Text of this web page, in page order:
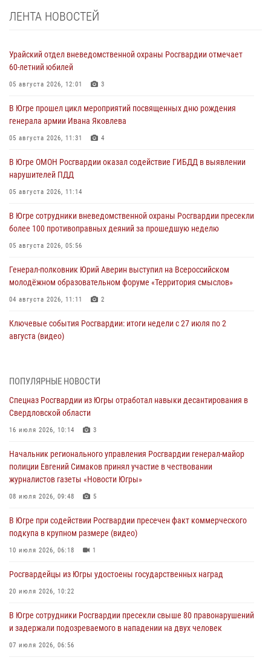
ЛЕНТА НОВОСТЕЙ
Урайский отдел вневедомственной охраны Росгвардии отмечает
60-летний юбилей
05 августа 2026, 12:01 3
В Югре прошел цикл мероприятий посвященных дню рождения
генерала армии Ивана Яковлева
05 августа 2026, 11:31 4
В Югре ОМОН Росгвардии оказал содействие ГИБДД в выявлении
нарушителей ПДД
05 августа 2026, 11:14
В Югре сотрудники вневедомственной охраны Росгвардии пресекли
более 100 противоправных деяний за прошедшую неделю
05 августа 2026, 05:56
Генерал-полковник Юрий Аверин выступил на Всероссийском
молодёжном образовательном форуме «Территория смыслов»
04 августа 2026, 11:11 2
Ключевые события Росгвардии: итоги недели с 27 июля по 2
августа (видео)
Сотрудник Росгвардии из Югры спас ребёнка от нападения дикой
04 августа 2026, 06:17 1
Росгвардия обеспечила безопасность открытия Всероссийских
столице Югры
03 августа 2026, 09:21
Росгвардия противодействует БПЛА ВСУ на южном направлении
03 августа 2026, 05:29
«Росгвардия. Вехи истории»: специальные моторизованные части
02 августа 2026, 10:59 1
ПОПУЛЯРНЫЕ НОВОСТИ
Спецназ Росгвардии из Югры отработал навыки десантирования в
Свердловской области
16 июля 2026, 10:14 3
Начальник регионального управления Росгвардии генерал-майор
полиции Евгений Симаков принял участие в чествовании
журналистов газеты «Новости Югры»
08 июля 2026, 09:48 5
В Югре при содействии Росгвардии пресечен факт коммерческого
подкупа в крупном размере (видео)
10 июля 2026, 06:18 1
Росгвардейцы из Югры удостоены государственных наград
20 июля 2026, 10:22
В Югре сотрудники Росгвардии пресекли свыше 80 правонарушений
и задержали подозреваемого в нападении на двух человек
07 июля 2026, 06:56